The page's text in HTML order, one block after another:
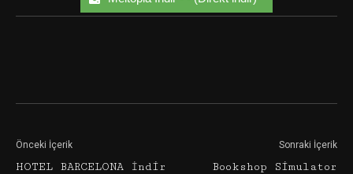
Önceki İçerik
HOTEL BARCELONA İndir
Sonraki İçerik
Bookshop Simulator